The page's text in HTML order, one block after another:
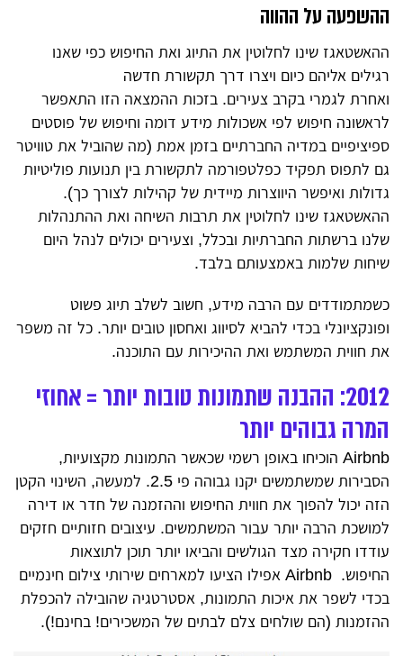
ההשפעה על ההווה
ההאשטאגז שינו לחלוטין את התיוג ואת החיפוש כפי שאנו
רגילים אליהם כיום ויצרו דרך תקשורת חדשה
ואחרת לגמרי בקרב צעירים. בזכות ההמצאה הזו התאפשר
לראשונה חיפוש לפי אשכולות מידע דומה וחיפוש של פוסטים
ספיציפיים במדיה החברתיים בזמן אמת (מה שהוביל את טוויטר
גם לתפוס תפקיד כפלטפורמה לתקשורת בין תנועות פוליטיות
גדולות ואיפשר היווצרות מיידית של קהילות לצורך כך).
ההאשטאגז שינו לחלוטין את תרבות השיחה ואת ההתנהלות
שלנו ברשתות החברתיות ובכלל, וצעירים יכולים לנהל היום
שיחות שלמות באמצעותם בלבד.
כשמתמודדים עם הרבה מידע, חשוב לשלב תיוג פשוט
ופונקציונלי בכדי להביא לסיווג ואחסון טובים יותר. כל זה משפר
את חווית המשתמש ואת ההיכירות עם התוכנה.
2012: ההבנה שתמונות טובות יותר = אחוזי
המרה גבוהים יותר
Airbnb הוכיחו באופן רשמי שכאשר התמונות מקצועיות,
הסבירות שמשתמשים יקנו גבוהה פי 2.5. למעשה, השינוי הקטן
הזה יכול להפוך את חווית החיפוש וההזמנה של חדר או דירה
למושכת הרבה יותר עבור המשתמשים. עיצובים חזותיים חזקים
עודדו חקירה מצד הגולשים והביאו יותר תוכן לתוצאות
החיפוש. Airbnb אפילו הציעו למארחים שירותי צילום חינמיים
בכדי לשפר את איכות התמונות, אסטרטגיה שהובילה להכפלת
ההזמנות (הם שולחים צלם לבתים של המשכירים! בחינם!).